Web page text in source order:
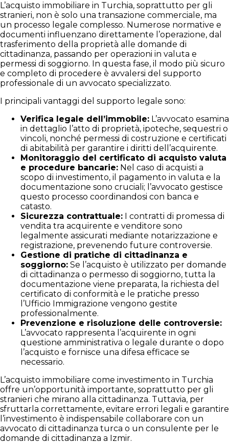
L’acquisto immobiliare in Turchia, soprattutto per gli
stranieri, non è solo una transazione commerciale, ma
un processo legale complesso. Numerose normative e
documenti influenzano direttamente l’operazione, dal
trasferimento della proprietà alle domande di
cittadinanza, passando per operazioni in valuta e
permessi di soggiorno. In questa fase, il modo più sicuro
e completo di procedere è avvalersi del supporto
professionale di un avvocato specializzato.
I principali vantaggi del supporto legale sono:
Verifica legale dell’immobile: L’avvocato esamina
in dettaglio l’atto di proprietà, ipoteche, sequestri o
vincoli, nonché permessi di costruzione e certificati
di abitabilità per garantire i diritti dell’acquirente.
Monitoraggio del certificato di acquisto valuta
e procedure bancarie: Nel caso di acquisti a
scopo di investimento, il pagamento in valuta e la
documentazione sono cruciali; l’avvocato gestisce
questo processo coordinandosi con banca e
catasto.
Sicurezza contrattuale: I contratti di promessa di
vendita tra acquirente e venditore sono
legalmente assicurati mediante notarizzazione e
registrazione, prevenendo future controversie.
Gestione di pratiche di cittadinanza e
soggiorno: Se l’acquisto è utilizzato per domande
di cittadinanza o permesso di soggiorno, tutta la
documentazione viene preparata, la richiesta del
certificato di conformità e le pratiche presso
l’Ufficio Immigrazione vengono gestite
professionalmente.
Prevenzione e risoluzione delle controversie:
L’avvocato rappresenta l’acquirente in ogni
questione amministrativa o legale durante o dopo
l’acquisto e fornisce una difesa efficace se
necessario.
L’acquisto immobiliare come investimento in Turchia
offre un’opportunità importante, soprattutto per gli
stranieri che mirano alla cittadinanza. Tuttavia, per
sfruttarla correttamente, evitare errori legali e garantire
l’investimento è indispensabile collaborare con un
avvocato di cittadinanza turca o un consulente per le
domande di cittadinanza a Izmir.